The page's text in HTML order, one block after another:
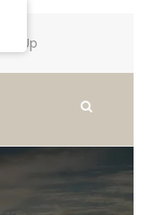
Sign Up